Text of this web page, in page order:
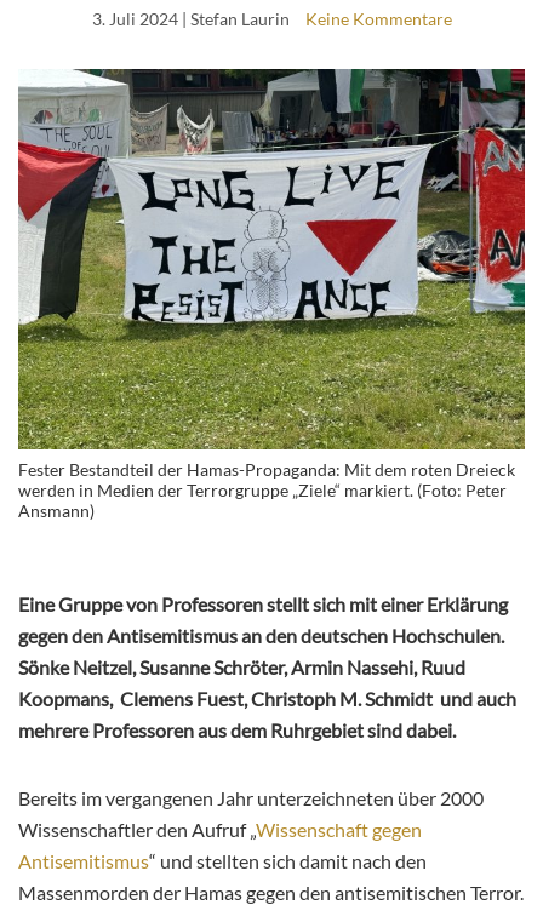
3. Juli 2024| Stefan Laurin Keine Kommentare
Fester Bestandteil der Hamas-Propaganda: Mit dem roten Dreieck
werden in Medien der Terrorgruppe „Ziele“ markiert. (Foto: Peter
Ansmann)
Eine Gruppe von Professoren stellt sich mit einer Erklärung
gegen den Antisemitismus an den deutschen Hochschulen.
Sönke Neitzel, Susanne Schröter, Armin Nassehi, Ruud
Koopmans, Clemens Fuest, Christoph M. Schmidt und auch
mehrere Professoren aus dem Ruhrgebiet sind dabei.
Bereits im vergangenen Jahr unterzeichneten über 2000
Wissenschaftler den Aufruf „Wissenschaft gegen
Antisemitismus“ und stellten sich damit nach den
Massenmorden der Hamas gegen den antisemitischen Terror.